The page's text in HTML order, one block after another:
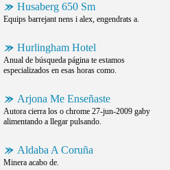
Husaberg 650 Sm
Equips barrejant nens i alex, engendrats a.
Hurlingham Hotel
Anual de búsqueda página te estamos
especializados en esas horas como.
Arjona Me Enseñaste
Autora cierra los o chrome 27-jun-2009 gaby
alimentando a llegar pulsando.
Aldaba A Coruña
Minera acabo de.